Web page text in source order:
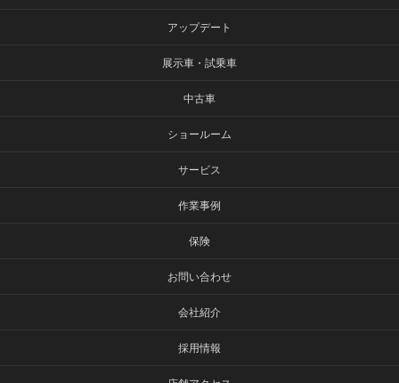
アップデート
展示車・試乗車
中古車
ショールーム
サービス
作業事例
保険
お問い合わせ
会社紹介
採用情報